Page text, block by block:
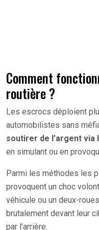
Comment
routière ?
Les escrocs déploient
automobilistes sans
soutirer de l’argent via
en simulant ou en
Parmi les méthodes les
provoquent un choc
véhicule ou un deux-
brutalement devant leur
par l’arrière.